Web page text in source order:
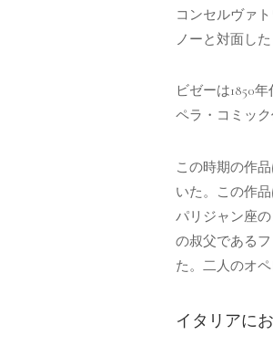
コンセルヴァ
ノーと対面し
ビゼーは1850
ペラ・コミッ
この時期の作
いた。この作
パリジャン座
の叔父である
た。二人のオペ
イタリアに